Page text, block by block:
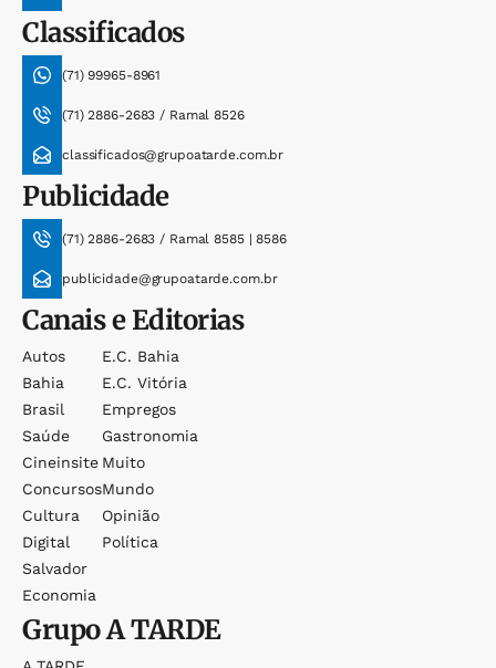
Classificados
(71) 99965-8961
(71) 2886-2683 / Ramal 8526
classificados@grupoatarde.com.br
Publicidade
(71) 2886-2683 / Ramal 8585 | 8586
publicidade@grupoatarde.com.br
Canais e Editorias
Autos
Bahia
Brasil
Saúde
Cineinsite
Concursos
Cultura
Digital
Salvador
Economia
E.c. Bahia
E.c. Vitória
Empregos
Gastronomia
Muito
Mundo
Opinião
Política
GrupoA TARDE